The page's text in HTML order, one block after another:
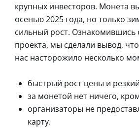
крупных инвесторов. Монета
осенью 2025 года, но только
сильный рост. Ознакомившись
проекта, мы сделали вывод, что
нас насторожило несколько
быстрый рост цены и
за монетой нет ничего,
организаторы не
карту.